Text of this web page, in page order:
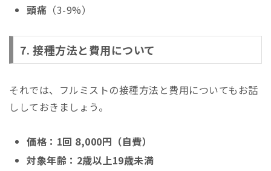
頭痛 （3-9%）
7. 接種方法と費用について
それでは、フルミストの接種方法と費用についてもお話
ししておきましょう。
価格：1回 8,000円（自費）
対象年齢：2歳以上19歳未満